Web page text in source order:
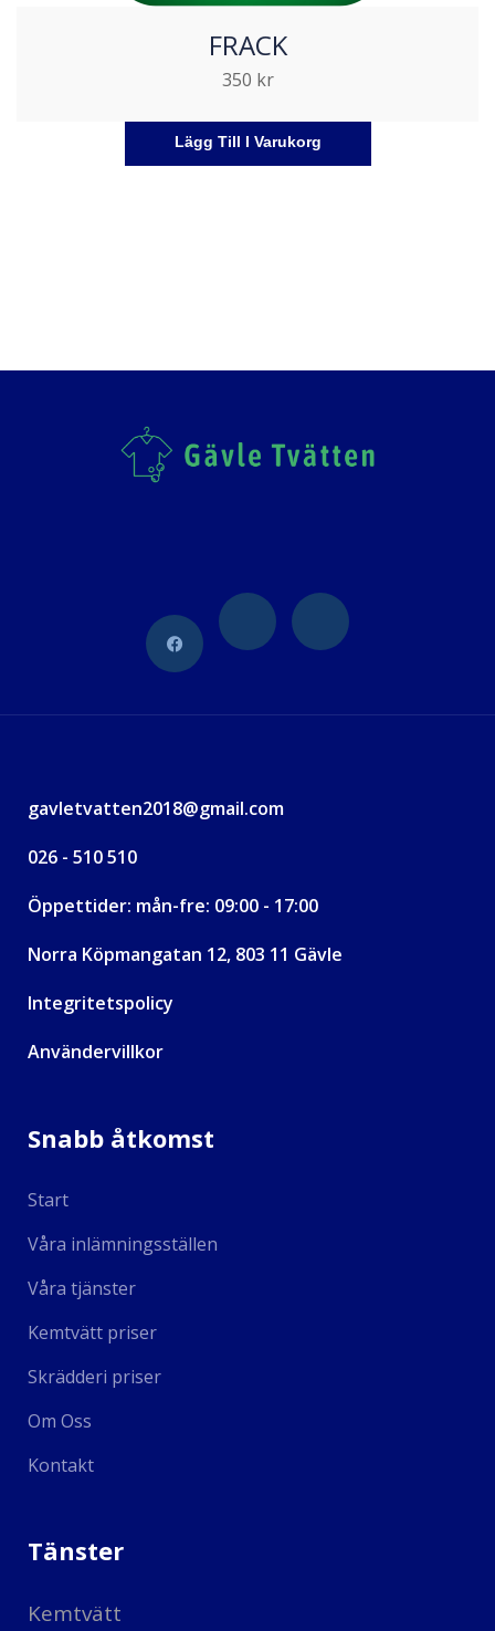
FRACK
350 kr
Lägg Till I Varukorg
gavletvatten2018@gmail.com
026 - 510 510
Öppettider: mån-fre: 09:00 - 17:00
Norra Köpmangatan 12, 803 11 Gävle
Integritetspolicy
Användervillkor
Snabb åtkomst
Start
Våra inlämningsställen
Våra tjänster
Kemtvätt priser
Skrädderi priser
Om Oss
Kontakt
Tänster
Kemtvätt